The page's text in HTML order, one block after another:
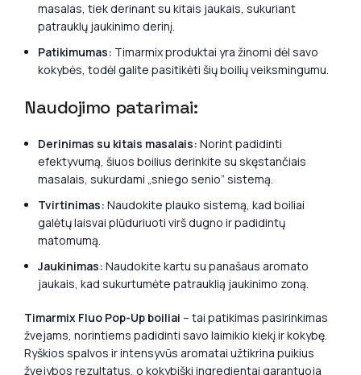
masalas, tiek derinant su kitais jaukais, sukuriant
patrauklų jaukinimo derinį.
Patikimumas: Timarmix produktai yra žinomi dėl savo
kokybės, todėl galite pasitikėti šių boilių veiksmingumu.
Naudojimo patarimai:
Derinimas su kitais masalais: Norint padidinti
efektyvumą, šiuos boilius derinkite su skęstančiais
masalais, sukurdami „sniego senio” sistemą.
Tvirtinimas: Naudokite plauko sistemą, kad boiliai
galėtų laisvai plūduriuoti virš dugno ir padidintų
matomumą.
Jaukinimas: Naudokite kartu su panašaus aromato
jaukais, kad sukurtumėte patrauklią jaukinimo zoną.
Timarmix Fluo Pop-Up boiliai – tai patikimas pasirinkimas
žvejams, norintiems padidinti savo laimikio kiekį ir kokybę.
Ryškios spalvos ir intensyvūs aromatai užtikrina puikius
žvejybos rezultatus, o kokybiški ingredientai garantuoja